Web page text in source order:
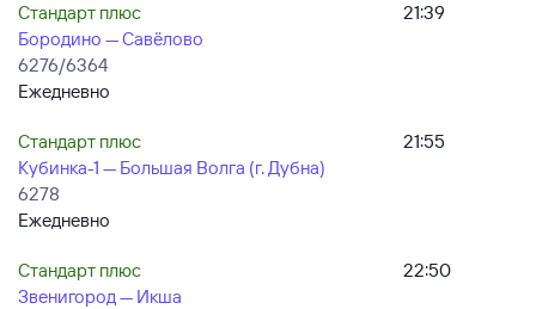
Стандарт плюс
Бородино — Савёлово
6276/6364
Ежедневно
21:39
Стандарт плюс
Кубинка-1 — Большая Волга (г. Дубна)
6278
Ежедневно
21:55
Стандарт плюс
Звенигород — Икша
22:50